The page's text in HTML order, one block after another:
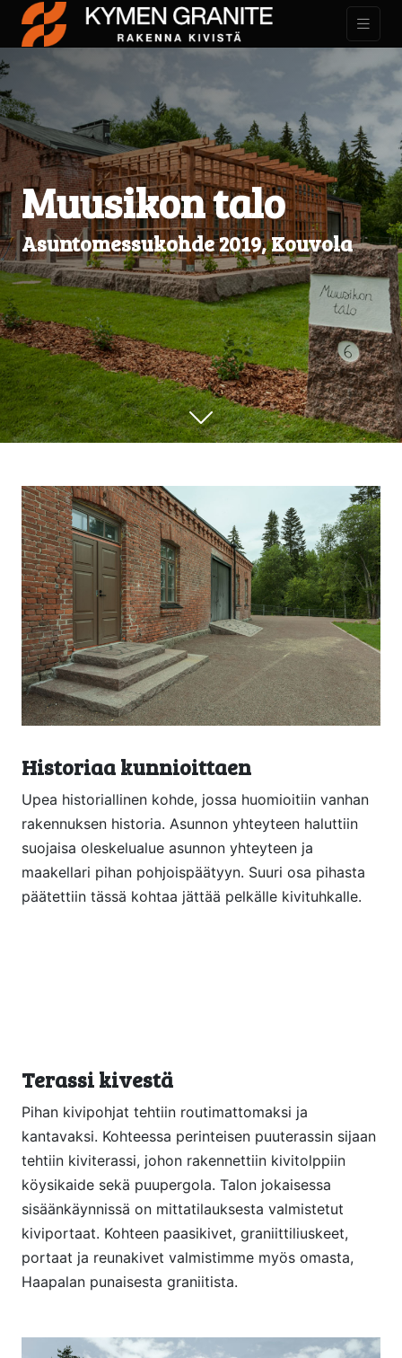
Muusikon talo
Asuntomessukohde 2019, Kouvola
Historiaa kunnioittaen
Upea historiallinen kohde, jossa huomioitiin vanhan
rakennuksen historia. Asunnon yhteyteen haluttiin
suojaisa oleskelualue asunnon yhteyteen ja
maakellari pihan pohjoispäätyyn. Suuri osa pihasta
päätettiin tässä kohtaa jättää pelkälle kivituhkalle.
Terassi kivestä
Pihan kivipohjat tehtiin routimattomaksi ja
kantavaksi. Kohteessa perinteisen puuterassin sijaan
tehtiin kiviterassi, johon rakennettiin kivitolppiin
köysikaide sekä puupergola. Talon jokaisessa
sisäänkäynnissä on mittatilauksesta valmistetut
kiviportaat. Kohteen paasikivet, graniittiliuskeet,
portaat ja reunakivet valmistimme myös omasta,
Haapalan punaisesta graniitista.